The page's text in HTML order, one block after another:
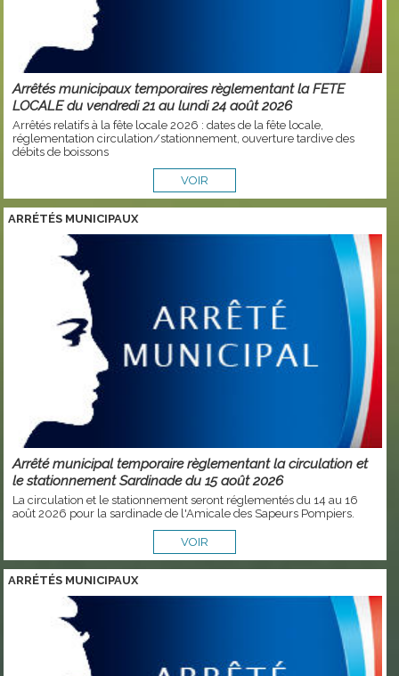
Arrêtés municipaux temporaires règlementant la FETE
LOCALE du vendredi 21 au lundi 24 août 2026
Arrêtés relatifs à la fête locale 2026 : dates de la fête locale,
réglementation circulation/stationnement, ouverture tardive des
débits de boissons
VOIR
ARRÉTÉS MUNICIPAUX
Arrêté municipal temporaire règlementant la circulation et
le stationnement Sardinade du 15 août 2026
La circulation et le stationnement seront réglementés du 14 au 16
août 2026 pour la sardinade de l'Amicale des Sapeurs Pompiers.
VOIR
ARRÉTÉS MUNICIPAUX